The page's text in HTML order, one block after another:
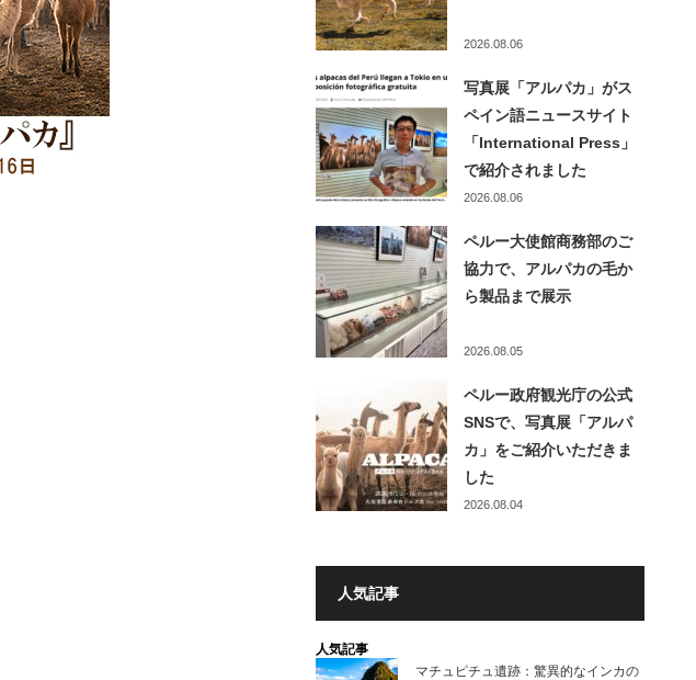
2026.08.06
写真展「アルパカ」がス
ペイン語ニュースサイト
「International Press」
で紹介されました
2026.08.06
ペルー大使館商務部のご
協力で、アルパカの毛か
ら製品まで展示
2026.08.05
ペルー政府観光庁の公式
SNSで、写真展「アルパ
カ」をご紹介いただきま
した
2026.08.04
人気記事
人気記事
マチュピチュ遺跡：驚異的なインカの